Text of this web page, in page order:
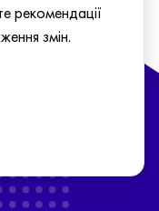
рекомендації
змін.